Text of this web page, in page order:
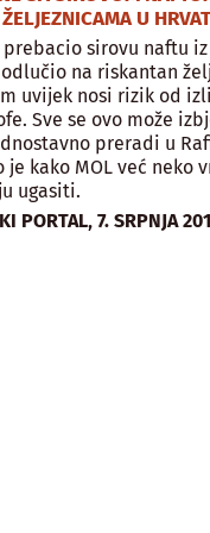
U
prebacio sirovu naftu
odlučio na riskantan
uvijek nosi rizik od
Sve se ovo može
preradi u
je kako MOL već neko
ugasiti.
PORTAL, 7. SRPNJA